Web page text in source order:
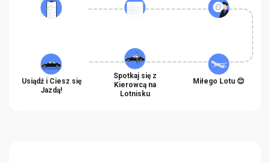
Usiądź i Ciesz się
Jazdą!
Spotkaj się z
Kierowcą na
Lotnisku
Miłego Lotu 😊